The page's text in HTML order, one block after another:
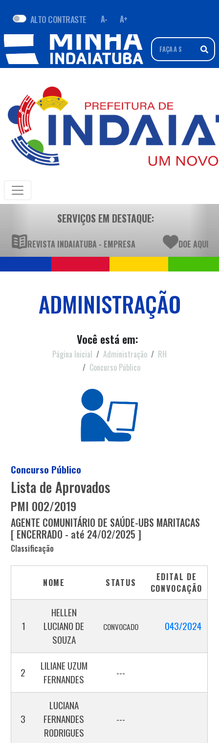
ALTO CONTRASTE A- A+
SERVIÇOS EM DESTAQUE:
REVISTA INDAIATUBA - EMPRESA DOE AQUI
ADMINISTRAÇÃO
Você está em:
Página Inicial Administração
RH
Concurso Público
Concurso Público
Lista de Aprovados
PMI 002/2019
AGENTE COMUNITÁRIO DE SAÚDE-UBS MARITACAS
[ ENCERRADO - até 24/02/2025 ]
Classificação
NOME STATUS
EDITAL DE
CONVOCAÇÃO
1
HELLEN
LUCIANO DE
SOUZA
CONVOCADO 043/2024
2
LILIANE UZUM
FERNANDES
---
3
LUCIANA
FERNANDES
RODRIGUES
---